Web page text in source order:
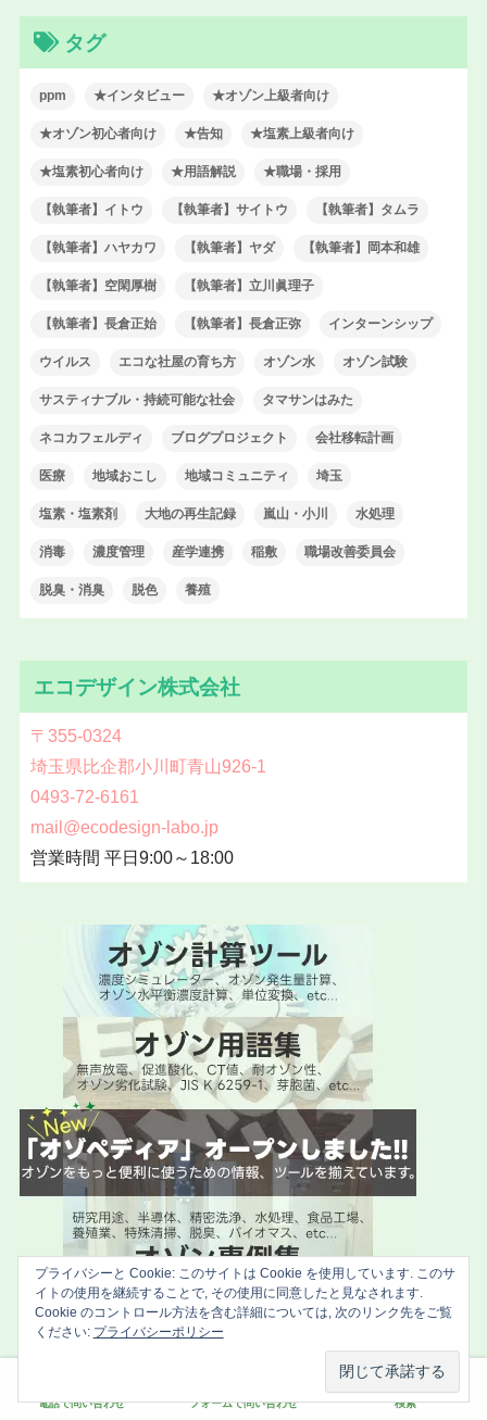
タグ
ppm ★インタビュー ★オゾン上級者向け
★オゾン初心者向け ★告知 ★塩素上級者向け
★塩素初心者向け ★用語解説 ★職場・採用
【執筆者】イトウ 【執筆者】サイトウ 【執筆者】タムラ
【執筆者】ハヤカワ 【執筆者】ヤダ 【執筆者】岡本和雄
【執筆者】空閑厚樹 【執筆者】立川眞理子
【執筆者】長倉正始 【執筆者】長倉正弥 インターンシップ
ウイルス エコな社屋の育ち方 オゾン水 オゾン試験
サスティナブル・持続可能な社会 タマサンはみた
ネコカフェルディ ブログプロジェクト 会社移転計画
医療 地域おこし 地域コミュニティ 埼玉
塩素・塩素剤 大地の再生記録 嵐山・小川 水処理
消毒 濃度管理 産学連携 稲敷 職場改善委員会
脱臭・消臭 脱色 養殖
エコデザイン株式会社
〒355-0324
埼玉県比企郡小川町青山926-1
0493-72-6161
mail@ecodesign-labo.jp
営業時間 平日9:00～18:00
プライバシーと Cookie: このサイトは Cookie を使用しています. このサ
イトの使用を継続することで, その使用に同意したと見なされます.
Cookie のコントロール方法を含む詳細については, 次のリンク先をご覧
ください: プライバシーポリシー
電話で問い合わせ フォームで問い合わせ 検索